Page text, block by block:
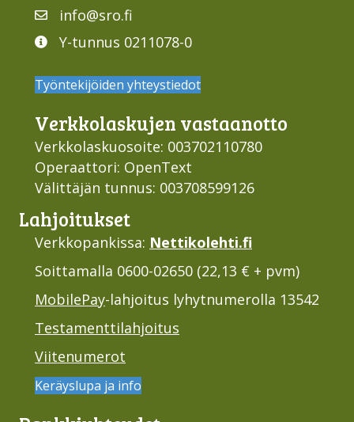
info@sro.fi
Y-tunnus 0211078-0
Työntekijöiden yhteystiedot
Verkko­laskujen vastaan­otto
Verkkolaskuosoite: 003702110780
Operaattori: OpenText
Välittäjän tunnus: 003708599126
Lahjoi­tukset
Verkkopankissa: Nettikolehti.fi
Soittamalla 0600-02650 (22,13 € + pvm)
MobilePay-lahjoitus lyhytnumerolla 13542
Testamenttilahjoitus
Viitenumerot
Keräyslupa ja info